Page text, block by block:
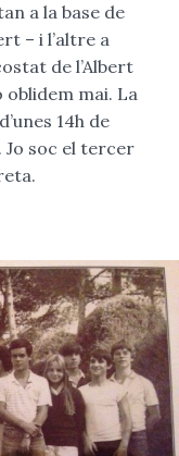
a la base de
– i l’altre a
de l’Albert
oblidem mai. La
14h de
Jo soc el tercer